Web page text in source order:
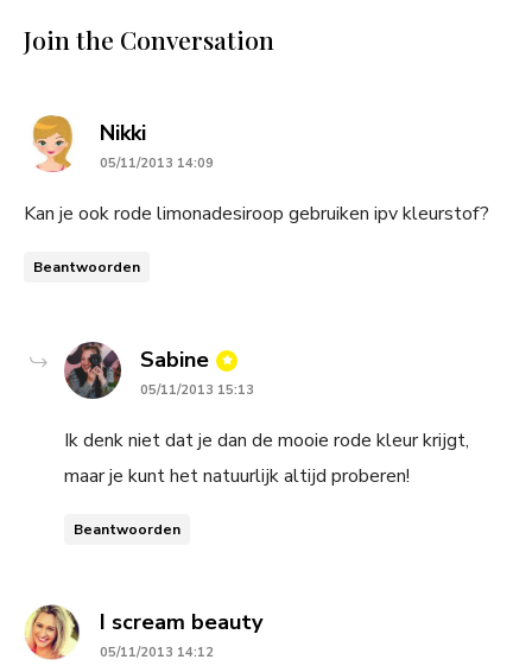
Join the Conversation
Nikkisays:
05/11/2013 14:09
Kan je ook rode limonadesiroop gebruiken ipv kleurstof?
Beantwoorden
Sabine says:
05/11/2013 15:13
Ik denk niet dat je dan de mooie rode kleur krijgt,
maar je kunt het natuurlijk altijd proberen!
Beantwoorden
I scream beautysays:
05/11/2013 14:12